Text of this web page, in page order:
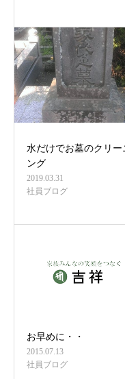
水だけでお墓のクリー
ング
2019.03.31
社員ブログ
お早めに・・
2015.07.13
社員ブログ